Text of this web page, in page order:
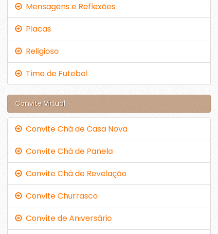
Mensagens e Reflexões
Placas
Religioso
Time de Futebol
Convite Virtual
Convite Chá de Casa Nova
Convite Chá de Panela
Convite Chá de Revelação
Convite Churrasco
Convite de Aniversário